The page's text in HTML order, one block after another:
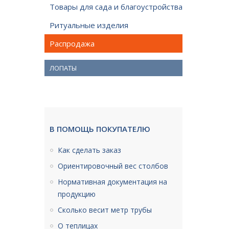
Товары для сада и благоустройства
Ритуальные изделия
Распродажа
ЛОПАТЫ
В ПОМОЩЬ ПОКУПАТЕЛЮ
Как сделать заказ
Ориентировочный вес столбов
Нормативная документация на
продукцию
Сколько весит метр трубы
О теплицах